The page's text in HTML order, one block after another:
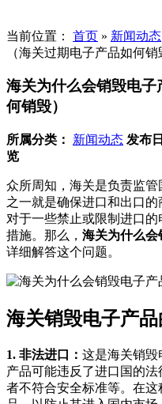
当前位置： 首页 » 新闻动态
（海关过期电子产品如何销
海关为什么会销毁电
何销毁）
所属分类： 新闻动态 发布
览
众所周知，海关是负责监
之一就是确保进口和出口的
对于一些禁止或限制进口
措施。那么， 海关为什么会
详细解答这个问题。
海关销毁电子产品
1. 非法进口： 这是海关销毁
产品可能违反了进口国的
者不符合安全标准等。在